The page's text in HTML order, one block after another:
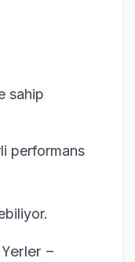
sahip
performans
–